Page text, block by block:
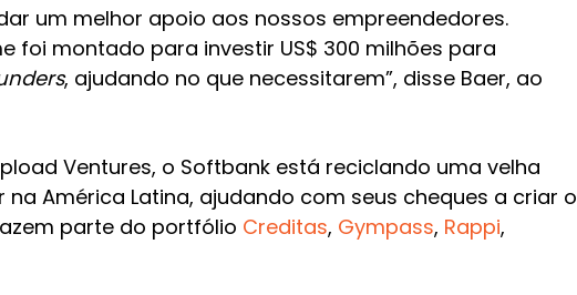
um melhor apoio aos nossos empreendedores.
foi montado para investir US$ 300 milhões para
, ajudando no que necessitarem”, disse Baer, ao
Ventures, o Softbank está reciclando uma velha
América Latina, ajudando com seus cheques a criar o
parte do portfólio Creditas, Gympass, Rappi,